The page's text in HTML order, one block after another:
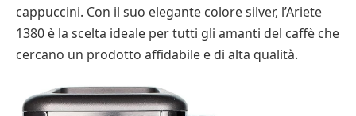
cappuccini. Con il suo elegante colore silver, l’Ariete
1380 è la scelta ideale per tutti gli amanti del caffè che
cercano un prodotto affidabile e di alta qualità.